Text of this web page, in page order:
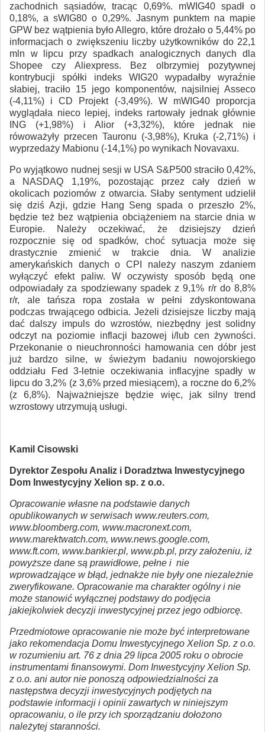
zachodnich sąsiadów, tracąc 0,69%. mWIG40 spadł o
0,18%, a sWIG80 o 0,29%. Jasnym punktem na mapie
GPW bez wątpienia było Allegro, które drożało o 5,44% po
informacjach o zwiększeniu liczby użytkowników do 22,1
mln w lipcu przy spadkach analogicznych danych dla
Shopee czy Aliexpress. Bez olbrzymiej pozytywnej
kontrybucji spółki indeks WIG20 wypadałby wyraźnie
słabiej, traciło 15 jego komponentów, najsilniej Asseco
(-4,11%) i CD Projekt (-3,49%). W mWIG40 proporcja
wyglądała nieco lepiej, indeks rartowały jednak głównie
ING (+1,98%) i Alior (+3,32%), które jednak nie
rówoważyły przecen Tauronu (-3,98%), Kruka (-2,71%) i
wyprzedaży Mabionu (-14,1%) po wynikach Novavaxu.
Po wyjątkowo nudnej sesji w USA S&P500 straciło 0,42%,
a NASDAQ 1,19%, pozostając przez cały dzień w
okolicach poziomów z otwarcia. Słaby sentyment udzielił
się dziś Azji, gdzie Hang Seng spada o przeszło 2%,
będzie też bez wątpienia obciążeniem na starcie dnia w
Europie. Należy oczekiwać, że dzisiejszy dzień
rozpocznie się od spadków, choć sytuacja może się
drastycznie zmienić w trakcie dnia. W analizie
amerykańskich danych o CPI należy naszym zdaniem
wyłączyć efekt paliw. W oczywisty sposób będą one
odpowiadały za spodziewany spadek z 9,1% r/r do 8,8%
r/r, ale tańsza ropa została w pełni zdyskontowana
podczas trwającego odbicia. Jeżeli dzisiejsze liczby mają
dać dalszy impuls do wzrostów, niezbędny jest solidny
odczyt na poziomie inflacji bazowej i/lub cen żywności.
Przekonanie o nieuchronności hamowania cen dóbr jest
już bardzo silne, w świeżym badaniu nowojorskiego
oddziału Fed 3-letnie oczekiwania inflacyjne spadły w
lipcu do 3,2% (z 3,6% przed miesiącem), a roczne do 6,2%
(z 6,8%). Najważniejsze będzie więc, jak silny trend
wzrostowy utrzymują usługi.
Kamil Cisowski
Dyrektor Zespołu Analiz i Doradztwa Inwestycyjnego
Dom Inwestycyjny Xelion sp. z o.o.
Opracowanie własne na podstawie danych
opublikowanych w serwisach www.reuters.com,
www.bloomberg.com, www.macronext.com,
www.marektwatch.com, www.news.google.com,
www.ft.com, www.bankier.pl, www.pb.pl, przy założeniu, iż
powyższe dane są prawidłowe, pełne i nie
wprowadzające w błąd, jednakże nie były one niezależnie
zweryfikowane. Opracowanie ma charakter ogólny i nie
może stanowić wyłącznej podstawy do podjęcia
jakiejkolwiek decyzji inwestycyjnej przez jego odbiorcę.
Przedmiotowe opracowanie nie może być interpretowane
jako rekomendacja Domu Inwestycyjnego Xelion Sp. z o.o.
w rozumieniu art. 76 z dnia 29 lipca 2005 roku o obrocie
instrumentami finansowymi. Dom Inwestycyjny Xelion Sp.
z o.o. ani autor nie ponoszą odpowiedzialności za
następstwa decyzji inwestycyjnych podjętych na
podstawie informacji i opinii zawartych w niniejszym
opracowaniu, o ile przy ich sporządzaniu dołożono
należytej staranności.